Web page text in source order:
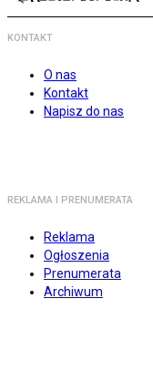
KONTAKT
O nas
Kontakt
Napisz do nas
REKLAMA I PRENUMERATA
Reklama
Ogłoszenia
Prenumerata
Archiwum